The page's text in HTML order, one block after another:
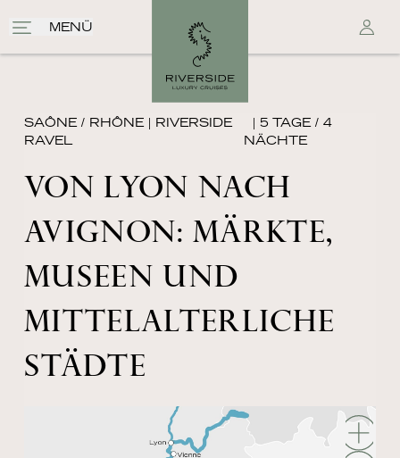
MENÜ
SAÔNE / RHÔNE | RIVERSIDE
RAVEL
| 5 TAGE / 4
NÄCHTE
VON LYON NACH
AVIGNON: MÄRKTE,
MUSEEN UND
MITTELALTERLICHE
STÄDTE